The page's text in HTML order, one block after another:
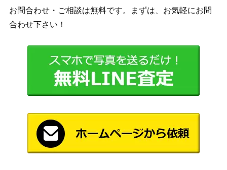
妖眼の相剣師（QCSE/25
th）【RC04-JP024】
コナミ
（RARITY
1,300
ック）ROTD
KONAMI
（RISE OF THE
DUELIST）
超伝導恐獣（UL）【SD0
9-JPS01】
コナミ
（恐竜の鼓動）
ダーク・フュージョン
（QCSE/25th）【SUDA-
JPS01】
コナミ
（SUPREME
DARKNESS）
4,000
Live☆Twin リィラ・トリ
お問合わせ・ご相談は無料です。まずは、お気軽にお問
合わせ下さい！